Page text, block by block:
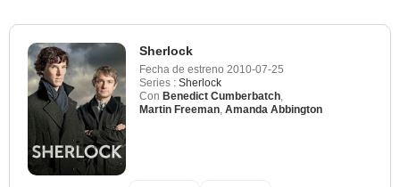
Sherlock
Fecha de estreno 2010-07-25
Series : Sherlock
Con Benedict Cumberbatch
Martin Freeman Amanda Abbington